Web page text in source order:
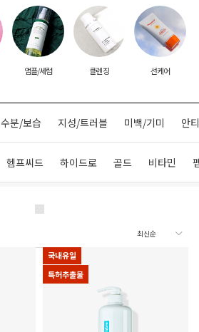
앰플/세럼 클렌징 선케어
수분/보습 지성/트러블 미백/기미 안
헴프씨드 하이드로 골드 비타민
국내유일
특허추출물